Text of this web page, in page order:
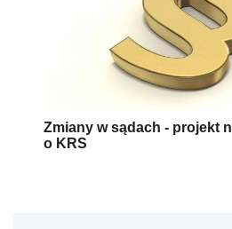
Zmiany w sądach - projekt
o KRS